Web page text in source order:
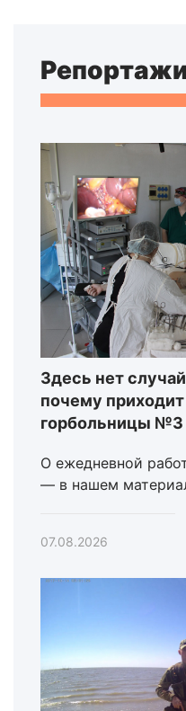
Репортажи
Здесь нет
почему
горбольницы №3
О ежедневной
— в нашем
07.08.2026